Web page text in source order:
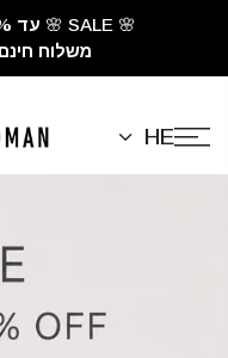
🌸 SALE 🌸 עד 50% הנחה
משלוח חינם
HE